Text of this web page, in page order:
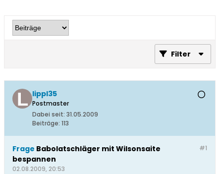
Filter
lippl35
Postmaster
Dabei seit: 31.05.2009
Beiträge: 113
#1
Frage Babolatschläger mit Wilsonsaite
bespannen
02.08.2009, 20:53